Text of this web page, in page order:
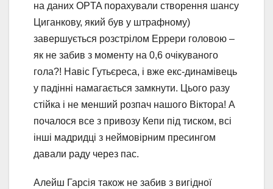
на даних OPTA порахували створення шансу
Циганкову, який був у штрафному)
завершується розстрілом Еррери головою –
як не забив з моменту на 0,6 очікуваного
гола?! Навіс Гутьєреса, і вже екс-динамівець
у падінні намагається замкнути. Цього разу
стійка і не менший розпач нашого Віктора! А
почалося все з привозу Кепи під тиском, всі
інші мадридці з неймовірним пресингом
давали раду через пас.
Алейш Гарсія також не забив з вигідної